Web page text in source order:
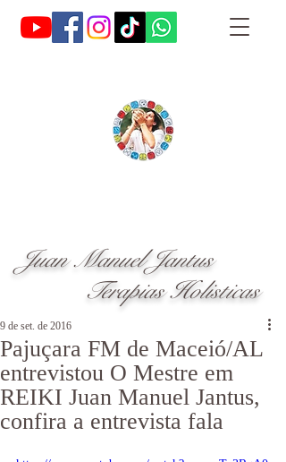
Juan Manuel Jantus
Terapias Holisticas
Pajuçara FM de Maceió/AL
entrevistou O Mestre em
REIKI Juan Manuel Jantus,
confira a entrevista fala
9 de set. de 2016